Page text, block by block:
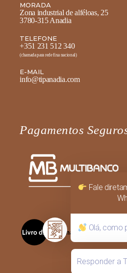
MORADA
Zona industrial de alféloas, 25
3780-315 Anadia
TELEFONE
+351 231 512 340
(chamada para rede fixa nacional)
E-MAIL
info@tipanadia.com
Pagamentos
Fale
Olá, como